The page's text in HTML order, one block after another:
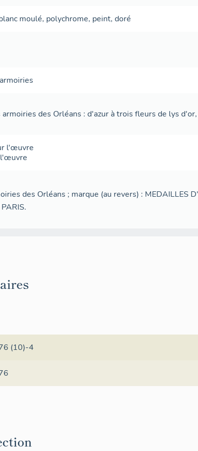
moulé, polychrome, peint,doré
armoiries
armoiries des Orléans : d'azur à trois fleurs de lys
l'œuvre
des Orléans ; marque (au revers) : MEDAILLES
(10)-4